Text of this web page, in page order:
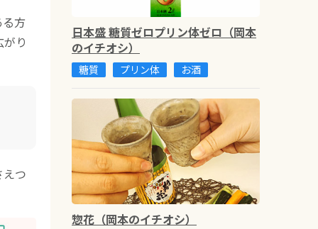
方
り
つ
日本盛 糖質ゼロプリン体ゼロ（岡本
のイチオシ）
糖質 プリン体 お酒
惣花（岡本のイチオシ）